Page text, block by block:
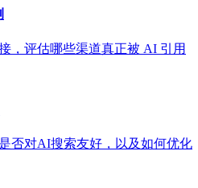
，评估哪些渠道真正被 AI 引用
否对AI搜索友好，以及如何优化